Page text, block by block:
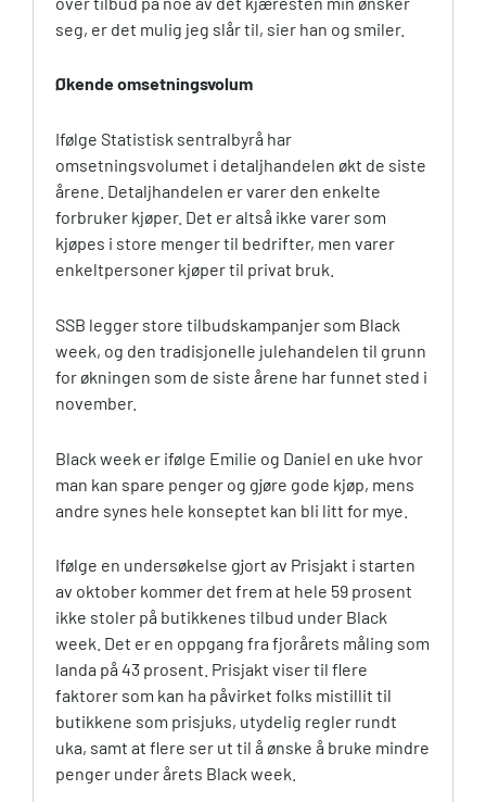
seg, er det mulig jeg slår til, sier han og smiler.
Økende omsetningsvolum
Ifølge Statistisk sentralbyrå har
omsetningsvolumet i detaljhandelen økt de siste
årene. Detaljhandelen er varer den enkelte
forbruker kjøper. Det er altså ikke varer som
kjøpes i store menger til bedrifter, men varer
enkeltpersoner kjøper til privat bruk.
SSB legger store tilbudskampanjer som Black
week, og den tradisjonelle julehandelen til grunn
for økningen som de siste årene har funnet sted i
november.
Black week er ifølge Emilie og Daniel en uke hvor
man kan spare penger og gjøre gode kjøp, mens
andre synes hele konseptet kan bli litt for mye.
Ifølge en undersøkelse gjort av Prisjakt i starten
av oktober kommer det frem at hele 59 prosent
ikke stoler på butikkenes tilbud under Black
week. Det er en oppgang fra fjorårets måling som
landa på 43 prosent. Prisjakt viser til flere
faktorer som kan ha påvirket folks mistillit til
butikkene som prisjuks, utydelig regler rundt
uka, samt at flere ser ut til å ønske å bruke mindre
penger under årets Black week.